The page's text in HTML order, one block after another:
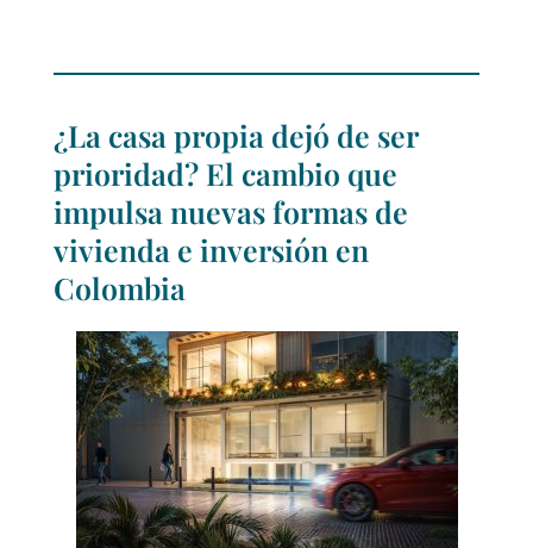
¿La casa propia dejó de ser
prioridad? El cambio que
impulsa nuevas formas de
vivienda e inversión en
Colombia